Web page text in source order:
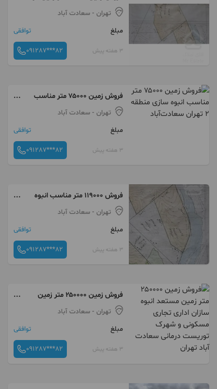
منطقه ۲ تهرانتهران - سعادت آباد
مبلغ
توافقی
3 هفته پیش 091287***82
فروش زمین ۷۵۰۰۰ متر مناسب
انبوه سازی منطقه ۲ تهران
تهران - سعادت آباد
مبلغ
توافقی
3 هفته پیش 091287***82
فروش ۱۱۹۰۰۰ متر مناسب انبوه
سازان منطقه ۲ تهران سعادت آباد
تهران - سعادت آباد
مبلغ
توافقی
3 هفته پیش 091287***82
فروش زمین ۲۵۰۰۰۰ متر زمین
مستعد انبوه سازان اداری تجاری
سعادت آباد تهران
تهران - سعادت آباد
مبلغ
توافقی
3 هفته پیش 091287***82